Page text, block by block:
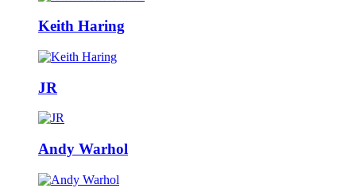
Keith Haring
JR
Andy Warhol